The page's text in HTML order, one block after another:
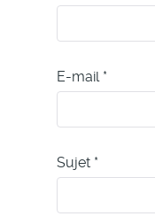
E-mail*
Sujet *